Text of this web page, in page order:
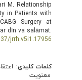
M. Relationship
in Patients with
Surgery at
dīn va salāmat.
jrrh.v5i1.17956
کلمات کلیدی:
معنویت